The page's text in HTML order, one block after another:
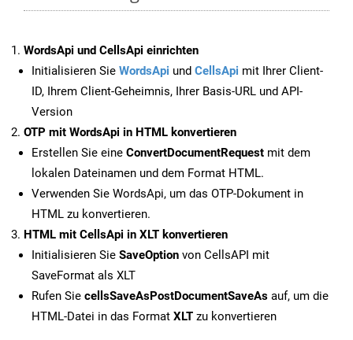
WordsApi und CellsApi einrichten
Initialisieren Sie WordsApi und CellsApi mit Ihrer Client-
ID, Ihrem Client-Geheimnis, Ihrer Basis-URL und API-
Version
OTP mit WordsApi in HTML konvertieren
Erstellen Sie eine ConvertDocumentRequest mit dem
lokalen Dateinamen und dem Format HTML.
Verwenden Sie WordsApi, um das OTP-Dokument in
HTML zu konvertieren.
HTML mit CellsApi in XLT konvertieren
Initialisieren Sie SaveOption von CellsAPI mit
SaveFormat als XLT
Rufen Sie cellsSaveAsPostDocumentSaveAs auf, um die
HTML-Datei in das Format XLT zu konvertieren